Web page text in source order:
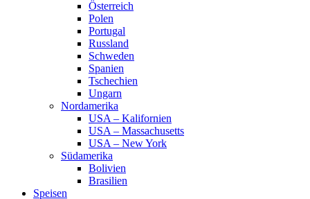
Österreich
Polen
Portugal
Russland
Schweden
Spanien
Tschechien
Ungarn
Nordamerika
USA – Kalifornien
USA – Massachusetts
USA – New York
Südamerika
Bolivien
Brasilien
Speisen